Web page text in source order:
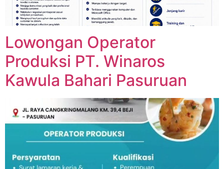
Lowongan Operator
Produksi PT. Winaros
Kawula Bahari Pasuruan